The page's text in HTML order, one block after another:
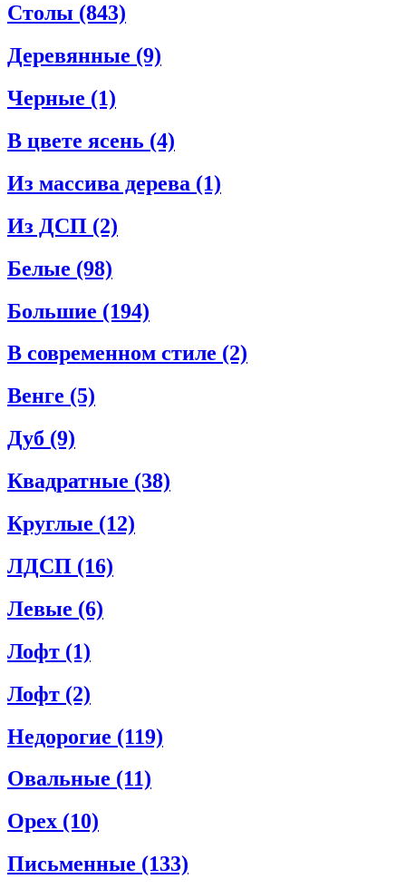
Столы (843)
Деревянные (9)
Черные (1)
В цвете ясень (4)
Из массива дерева (1)
Из ДСП (2)
Белые (98)
Большие (194)
В современном стиле (2)
Венге (5)
Дуб (9)
Квадратные (38)
Круглые (12)
ЛДСП (16)
Левые (6)
Лофт (1)
Лофт (2)
Недорогие (119)
Овальные (11)
Орех (10)
Письменные (133)